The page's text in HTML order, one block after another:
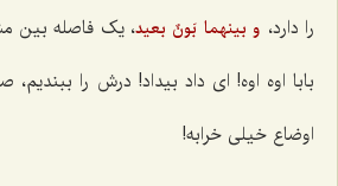
را دارد، و بینهما بَونٌ بعید، یک فاصله بین
بابا اوه اوه! ای داد بیداد! درش را ببندیم،
اوضاع خیلی خرابه!